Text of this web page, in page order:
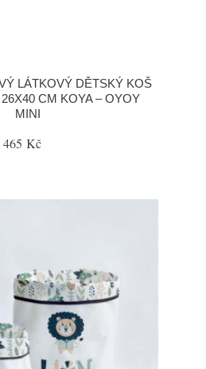
LÁTKOVÝ DĚTSKÝ KOŠ
CM KOYA – OYOY
MINI
465 Kč